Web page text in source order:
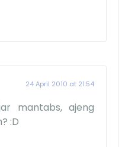
24 April 2010 at 21:54
mantabs, ajeng
:D